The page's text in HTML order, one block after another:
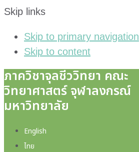
Skip links
Skip to primary navigation
Skip to content
ภาควิชาจุลชีววิทยา คณะ
วิทยาศาสตร์ จุฬาลงกรณ์
มหาวิทยาลัย
English
ไทย